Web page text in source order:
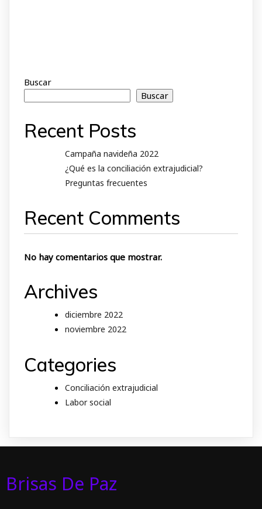
Buscar
Buscar
Recent Posts
Campaña navideña 2022
¿Qué es la conciliación extrajudicial?
Preguntas frecuentes
Recent Comments
No hay comentarios que mostrar.
Archives
diciembre 2022
noviembre 2022
Categories
Conciliación extrajudicial
Labor social
Brisas De Paz